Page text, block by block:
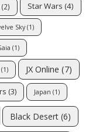
(2) Star Wars (4)
Sky(1)
(1)
(1) JX Online (7)
(3) Japan (1)
Black Desert (6)